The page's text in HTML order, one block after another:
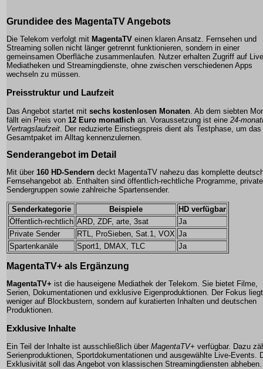
Grundidee des MagentaTV Angebots
Die Telekom verfolgt mit MagentaTV einen klaren Ansatz. Fernsehen und
Streaming sollen nicht länger getrennt funktionieren, sondern in einer
gemeinsamen Oberfläche zusammenlaufen. Nutzer erhalten Zugriff auf
Mediatheken und Streamingdienste, ohne zwischen verschiedenen Apps
wechseln zu müssen.
Preisstruktur und Laufzeit
Das Angebot startet mit sechs kostenlosen Monaten . Ab dem siebten
fällt ein Preis von 12 Euro monatlich an. Voraussetzung ist eine 24-
Vertragslaufzeit . Der reduzierte Einstiegspreis dient als Testphase, um das
Gesamtpaket im Alltag kennenzulernen.
Senderangebot im Detail
Mit über 160 HD-Sendern deckt MagentaTV nahezu das komplette
Fernsehangebot ab. Enthalten sind öffentlich-rechtliche Programme, private
Sendergruppen sowie zahlreiche Spartensender.
Senderkategorie Beispiele
HD verfügbar
Öffentlich-rechtlich ARD, ZDF, arte, 3sat
Ja
Private Sender
RTL, ProSieben, Sat.1, VOX Ja
Spartenkanäle
Sport1, DMAX, TLC Ja
MagentaTV+ als Ergänzung
MagentaTV+ ist die hauseigene Mediathek der Telekom. Sie bietet Filme,
Serien, Dokumentationen und exklusive Eigenproduktionen. Der Fokus liegt
weniger auf Blockbustern, sondern auf kuratierten Inhalten und deutschen
Produktionen.
Exklusive Inhalte
Ein Teil der Inhalte ist ausschließlich über MagentaTV+ verfügbar. Dazu
Serienproduktionen, Sportdokumentationen und ausgewählte Live-Events.
Exklusivität soll das Angebot von klassischen Streamingdiensten abheben.